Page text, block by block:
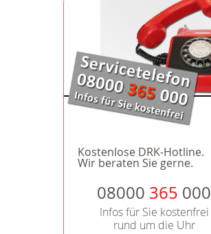
Kostenlose DRK-Hotline.
Wir beraten Sie gerne.
08000 365 000
Infos für Sie kostenfrei
rund um die Uhr